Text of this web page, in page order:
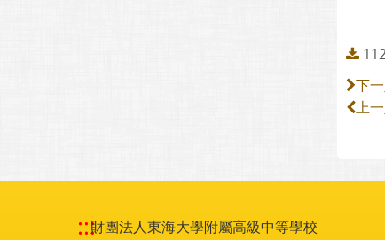
下一
上一
:::財團法人東海大學附屬高級中等學校